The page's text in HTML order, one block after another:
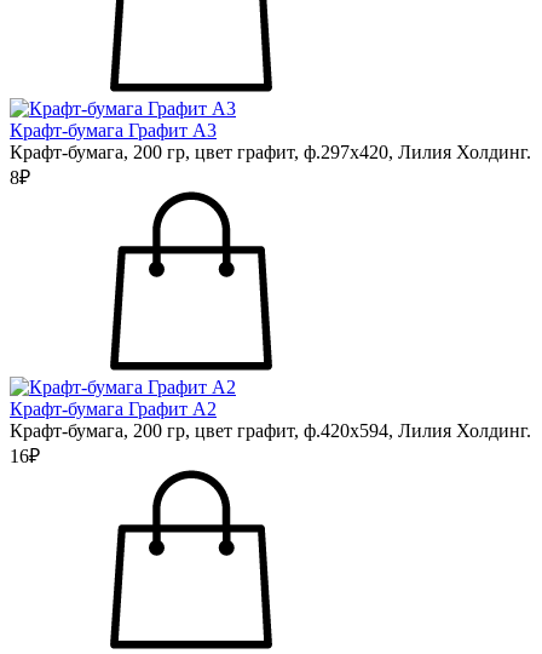
Крафт-бумага Графит А3
Крафт-бумага, 200 гр, цвет графит, ф.297х420, Лилия Холдинг.
8₽
Крафт-бумага Графит А2
Крафт-бумага, 200 гр, цвет графит, ф.420х594, Лилия Холдинг.
16₽